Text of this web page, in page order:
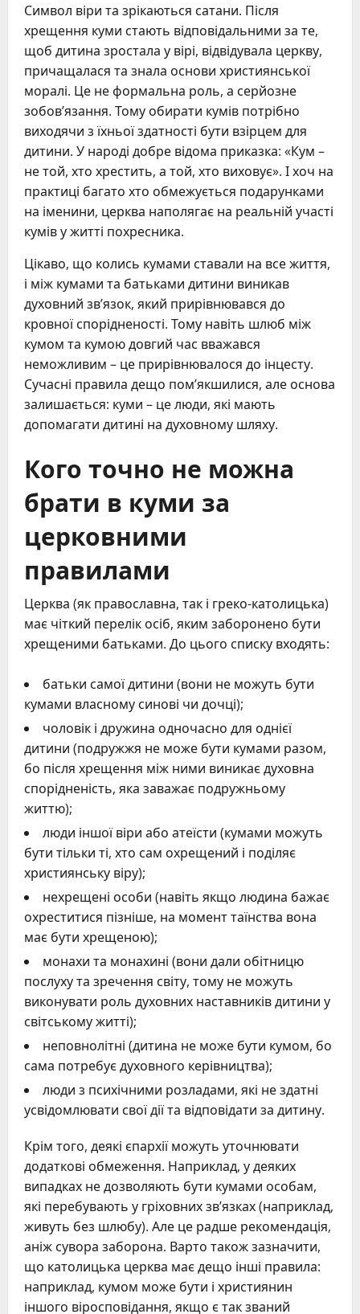
Символ віри та зрікаються сатани. Після
хрещення куми стають відповідальними за те,
щоб дитина зростала у вірі, відвідувала церкву,
причащалася та знала основи християнської
моралі. Це не формальна роль, а серйозне
зобов’язання. Тому обирати кумів потрібно
виходячи з їхньої здатності бути взірцем для
дитини. У народі добре відома приказка: «Кум –
не той, хто хрестить, а той, хто виховує». І хоч на
практиці багато хто обмежується подарунками
на іменини, церква наполягає на реальній участі
кумів у житті похресника.
Цікаво, що колись кумами ставали на все життя,
і між кумами та батьками дитини виникав
духовний зв’язок, який прирівнювався до
кровної спорідненості. Тому навіть шлюб між
кумом та кумою довгий час вважався
неможливим – це прирівнювалося до інцесту.
Сучасні правила дещо пом’якшилися, але основа
залишається: куми – це люди, які мають
допомагати дитині на духовному шляху.
Кого точно не можна
брати в куми за
церковними
правилами
Церква (як православна, так і греко-католицька)
має чіткий перелік осіб, яким заборонено бути
хрещеними батьками. До цього списку входять:
батьки самої дитини (вони не можуть бути
кумами власному синові чи дочці);
чоловік і дружина одночасно для однієї
дитини (подружжя не може бути кумами разом,
бо після хрещення між ними виникає духовна
спорідненість, яка заважає подружньому
життю);
люди іншої віри або атеїсти (кумами можуть
бути тільки ті, хто сам охрещений і поділяє
християнську віру);
нехрещені особи (навіть якщо людина бажає
охреститися пізніше, на момент таїнства вона
має бути хрещеною);
монахи та монахині (вони дали обітницю
послуху та зречення світу, тому не можуть
виконувати роль духовних наставників дитини у
світському житті);
неповнолітні (дитина не може бути кумом, бо
сама потребує духовного керівництва);
люди з психічними розладами, які не здатні
усвідомлювати свої дії та відповідати за дитину.
Крім того, деякі єпархії можуть уточнювати
додаткові обмеження. Наприклад, у деяких
випадках не дозволяють бути кумами особам,
які перебувають у гріховних зв’язках (наприклад,
живуть без шлюбу). Але це радше рекомендація,
аніж сувора заборона. Варто також зазначити,
що католицька церква має дещо інші правила:
наприклад, кумом може бути і християнин
іншого віросповідання, якщо є так званий